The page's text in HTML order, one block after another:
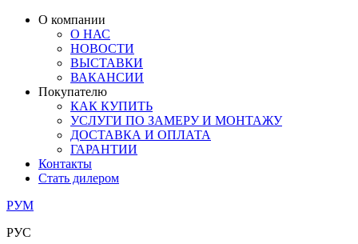
ИЗ МАССИВА ОЛЬХИ
РАСПРОДАЖА ОСТАТКОВ
ВСЕ ДВЕРИ
ПОД ОБОИ И ПОКРАСКУ
РАЗДВИЖНЫЕ ПЕРЕГОРОДКИ
КОМПЛЕКТУЮЩИЕ
ОГРАНИЧИТЕЛИ
ПЕТЛИ
РАЗДВИЖНАЯ СИСТЕМА
СТЕНОВЫЕ ПАНЕЛИ
О компании
О НАС
НОВОСТИ
ВЫСТАВКИ
ВАКАНСИИ
Покупателю
КАК КУПИТЬ
УСЛУГИ ПО ЗАМЕРУ И МОНТАЖУ
ДОСТАВКА И ОПЛАТА
ГАРАНТИИ
Контакты
Стать дилером
РУМ
РУС